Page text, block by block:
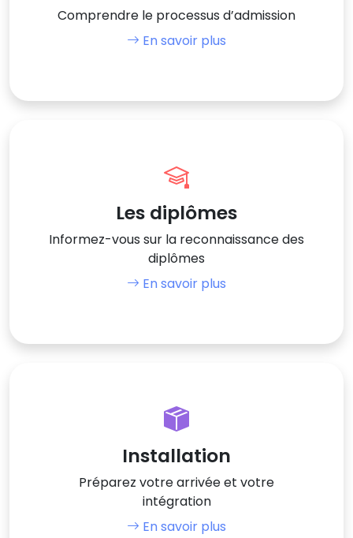
Comprendre le processus d’admission
En savoir plus
Les diplômes
Informez-vous sur la reconnaissance des
diplômes
En savoir plus
Installation
Préparez votre arrivée et votre
intégration
En savoir plus